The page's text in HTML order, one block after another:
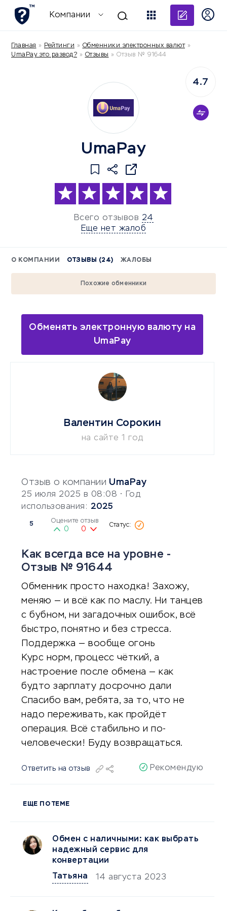
Компании
Главная » Рейтинги » Обменники электронных валют»
UmaPay это развод? » Отзывы » Отзыв № 91644
UmaPay
Всего отзывов 24
Еще нет жалоб
4.7
О КОМПАНИИ ОТЗЫВЫ (24) ЖАЛОБЫ
Похожие обменники
Обменять электронную валюту на
UmaPay
Отзыв о компании UmaPay
25 июля 2025 в 08:08 • Год
использования: 2025
5 Оцените отзыв
0 0
Как всегда все на уровне -
Отзыв № 91644
Обменник просто находка! Захожу,
меняю — и всё как по маслу. Ни танцев
с бубном, ни загадочных ошибок, всё
быстро, понятно и без стресса.
Поддержка — вообще огонь
Курс норм, процесс чёткий, а
настроение после обмена — как
будто зарплату досрочно дали
Спасибо вам, ребята, за то, что не
надо переживать, как пройдёт
операция. Всё стабильно и по-
человечески! Буду возвращаться.
Ответить на отзыв Рекомендую
ЕЩЕ ПО ТЕМЕ
Обмен с наличными: как выбрать
надежный сервис для
конвертации
Татьяна
14 августа 2023
Валентин Сорокин
на сайте 1 год